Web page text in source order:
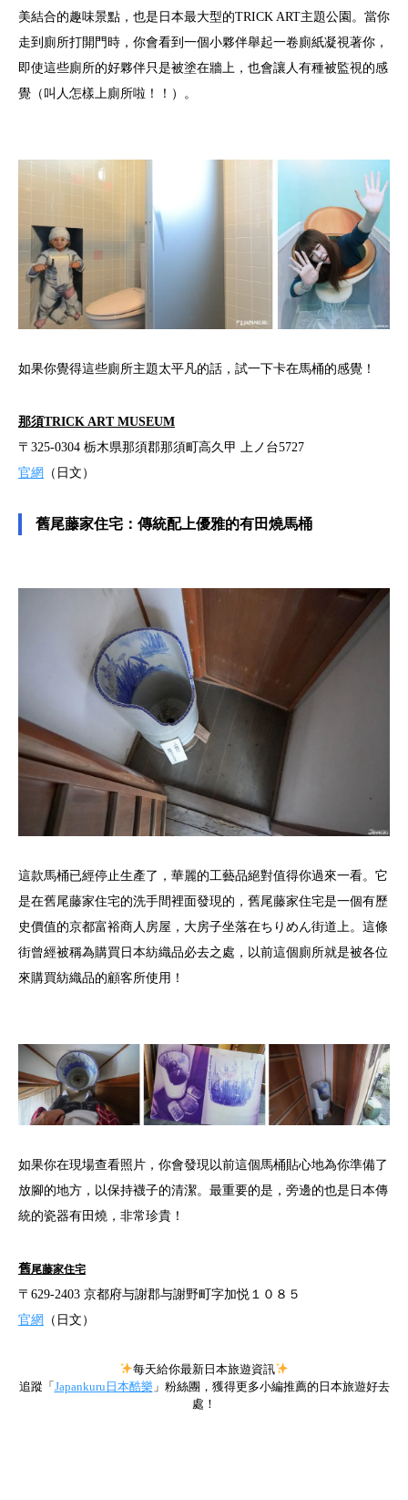
美結合的趣味景點，也是日本最大型的TRICK ART主題公園。當你
走到廁所打開門時，你會看到一個小夥伴舉起一卷廁紙凝視著你，
即使這些廁所的好夥伴只是被塗在牆上，也會讓人有種被監視的感
覺（叫人怎樣上廁所啦！！）。
如果你覺得這些廁所主題太平凡的話，試一下卡在馬桶的感覺！
那須TRICK ART MUSEUM
〒325-0304 栃木県那須郡那須町高久甲 上ノ台5727
官網
（日文）
舊尾藤家住宅：傳統配上優雅的有田燒馬桶
這款馬桶已經停止生產了，華麗的工藝品絕對值得你過來一看。它
是在舊尾藤家住宅的洗手間裡面發現的，舊尾藤家住宅是一個有歷
史價值的京都富裕商人房屋，大房子坐落在ちりめん街道上。這條
街曾經被稱為購買日本紡織品必去之處，以前這個廁所就是被各位
來購買紡織品的顧客所使用！
如果你在現場查看照片，你會發現以前這個馬桶貼心地為你準備了
放腳的地方，以保持襪子的清潔。最重要的是，旁邊的也是日本傳
統的瓷器有田燒，非常珍貴！
舊尾藤家住宅
〒629-2403 京都府与謝郡与謝野町字加悦１０８５
官網 （日文）
每天給你最新日本旅遊資訊
追蹤「Japankuru日本酷樂 」粉絲團，獲得更多小編推薦的日本旅遊好去
處！